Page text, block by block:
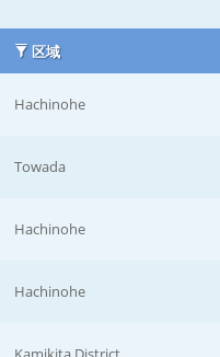
区域
Hachinohe
Towada
Hachinohe
Hachinohe